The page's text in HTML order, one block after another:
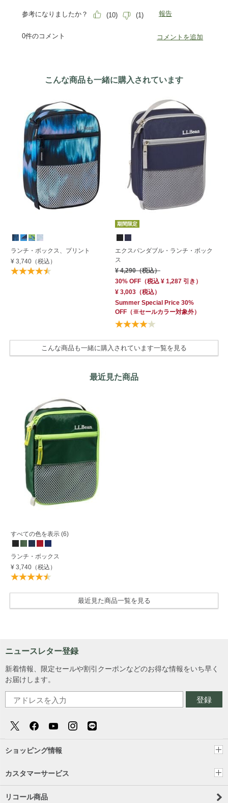
こんな商品も一緒に購入されています
ランチ・ボックス、プリント
¥ 3,740（税込）
期間限定
エクスパンダブル・ランチ・ボック
ス
¥ 4,290（税込）
30% OFF （税込 ¥ 1,287 引き）
¥ 3,003 （税込）
Summer Special Price 30%
OFF （※セールカラー対象外）
こんな商品も一緒に購入されています一覧を見る
最近見た商品
すべての色を表示 (6)
ランチ・ボックス
¥ 3,740（税込）
最近見た商品一覧を見る
ニュースレター登録
新着情報、限定セールや割引クーポンなどのお得な情報をいち早く
お届けします。
登録
ショッピング情報
カスタマーサービス
リコール商品